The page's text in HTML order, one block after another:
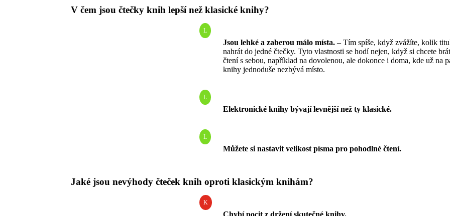
V čem jsou čtečky knih lepší než klasické knihy?
L
Jsou lehké a zaberou málo místa. – Tím spíše, když zvážíte, kolik
nahrát do jedné čtečky. Tyto vlastnosti se hodí nejen, když si chcete
čtení s sebou, například na dovolenou, ale dokonce i doma, kde už na
knihy jednoduše nezbývá místo.
L
Elektronické knihy bývají levnější než ty klasické.
L
Můžete si nastavit velikost písma pro pohodlné čtení.
Jaké jsou nevýhody čteček knih oproti klasickým knihám?
K
Chybí pocit z držení skutečné knihy.